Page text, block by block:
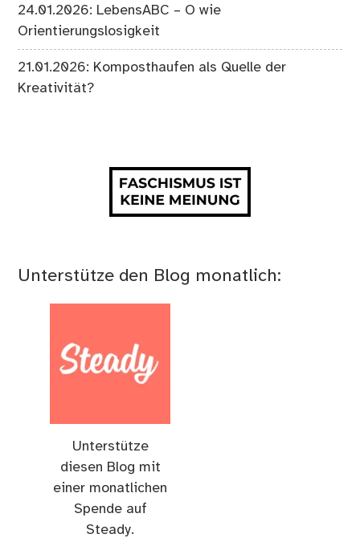
24.01.2026: LebensABC – O wie
Orientierungslosigkeit
21.01.2026: Komposthaufen als Quelle der
Kreativität?
Unterstütze den Blog monatlich:
Unterstütze
diesen Blog mit
einer monatlichen
Spende auf
Steady.